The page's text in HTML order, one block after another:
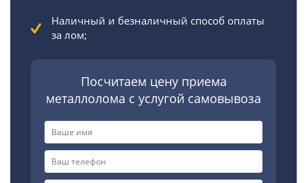
Наличный и безналичный способ оплаты
за лом;
Посчитаем цену приема
металлолома с услугой самовывоза